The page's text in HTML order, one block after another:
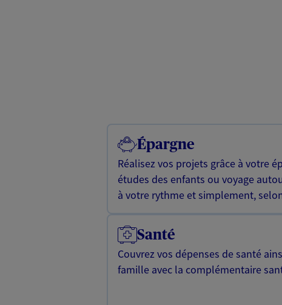
Épargne
Réalisez vos projets grâce à votre
études des enfants ou voyage
à votre rythme et simplement,
Santé
Couvrez vos dépenses de santé
famille avec la complémentaire